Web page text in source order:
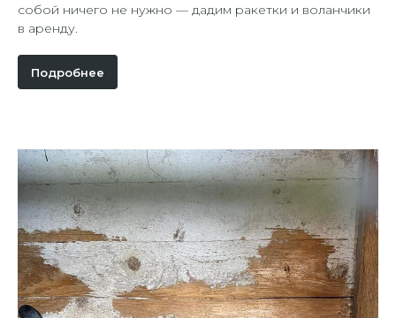
собой ничего не нужно — дадим ракетки и воланчики
в аренду.
Подробнее